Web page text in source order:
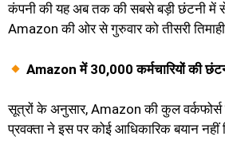
कंपनी की यह अब तक की सबसे बड़ी छंटनी में
Amazon की ओर से गुरुवार को तीसरी
Amazon में 30,000 कर्मचारियों की
सूत्रों के अनुसार, Amazon की कुल वर्कफोर्स
प्रवक्ता ने इस पर कोई आधिकारिक बयान नहीं